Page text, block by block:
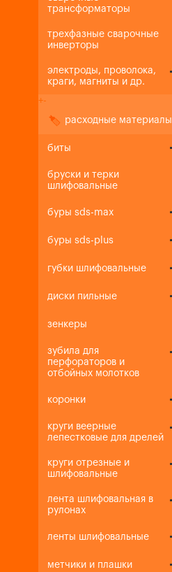
трансформаторы
трехфазные сварочные
инверторы
электроды, проволока,
краги, магниты и др.
+-
расходные материалы
биты
бруски и терки
шлифовальные
буры sds-max
буры sds-plus
губки шлифовальные
диски пильные
зенкеры
зубила для
перфораторов и
отбойных молотков
коронки
круги веерные
лепестковые для дрелей
круги отрезные и
шлифовальные
лента шлифовальная в
рулонах
ленты шлифовальные
метчики и плашки